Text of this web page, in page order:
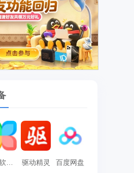
360软件管家 驱动精灵 百度网盘